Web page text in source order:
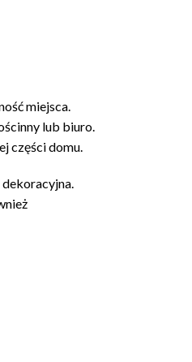
miejsca.
lub biuro.
części domu.